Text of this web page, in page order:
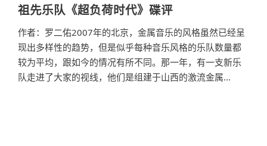
祖先乐队《超负荷时代》碟评
作者：罗二佑2007年的北京，金属音乐的风格虽然已经呈
现出多样性的趋势，但是似乎每种音乐风格的乐队数量都
较为平均，跟如今的情况有所不同。那一年，有一支新乐
队走进了大家的视线，他们是组建于山西的激流金属...